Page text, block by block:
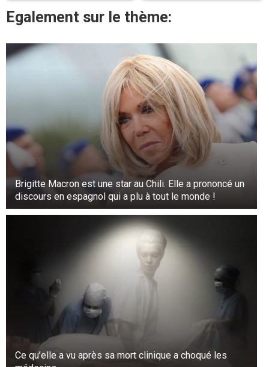
Egalement sur le thème:
Brigitte Macron est une star au Chili. Elle a prononcé un
discours en espagnol qui a plu à tout le monde !
Ce qu’elle a vu après sa mort clinique a choqué les